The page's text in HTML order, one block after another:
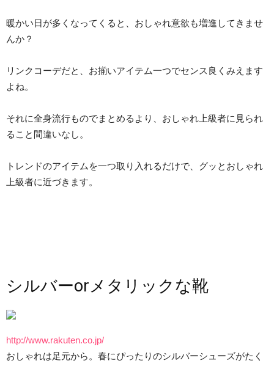
暖かい日が多くなってくると、おしゃれ意欲も増進してきませ
んか？
リンクコーデだと、お揃いアイテム一つでセンス良くみえます
よね。
それに全身流行ものでまとめるより、おしゃれ上級者に見られ
ること間違いなし。
トレンドのアイテムを一つ取り入れるだけで、グッとおしゃれ
上級者に近づきます。
シルバーorメタリックな靴
http://www.rakuten.co.jp/
おしゃれは足元から。春にぴったりのシルバーシューズがたく